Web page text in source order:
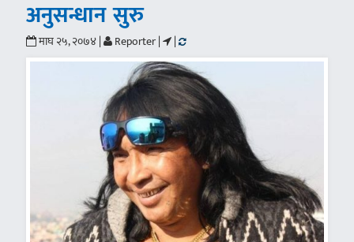
अनुसन्धान सुरु
माघ २५, २०७४ | Reporter | |